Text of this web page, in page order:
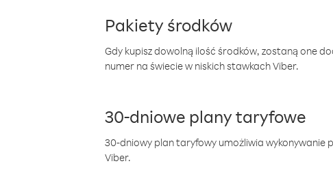
Pakiety środków
Gdy kupisz dowolną ilość środków, zostaną one
numer na świecie w niskich stawkach Viber.
30-dniowe plany taryfowe
30-dniowy plan taryfowy umożliwia wykonywanie
Viber.